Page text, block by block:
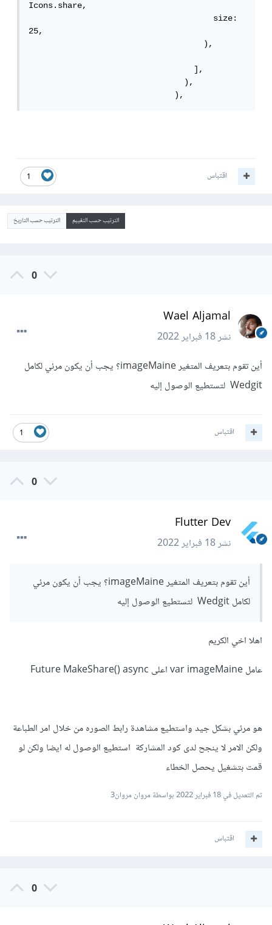
Icons.share,
                                      size:
25,
                                    ),
                                  ],
                                ),
                              ),
1 اقتباس
الترتيب حسب التقييم الترتيب حسب التاريخ
0
Wael Aljamal
نشر18 فبراير 2022
أين تقوم بتعريف المتغير imageMaine؟ يجب أن يكون مرئي لكامل
Wedgit لتستطيع الوصول إليه
1 اقتباس
0
Flutter Dev
نشر18 فبراير 2022
أين تقوم بتعريف المتغير imageMaine؟ يجب أن يكون مرئي
لكامل Wedgit لتستطيع الوصول إليه
اهلا اخي الكريم
عامل var imageMaine اعلى Future MakeShare() async
هو مرئي بشكل جيد واستطيع مشاهدة رابط الصوره من خلال امر الطباعة
ولكن الامر لا ينجح لدى كود المشاركة استطيع الوصول له ايضا ولكن لو
قمت بتشغيل يحصل الخطاء
تم التعديل في18 فبراير 2022 بواسطة مروان مروان3
اقتباس
0